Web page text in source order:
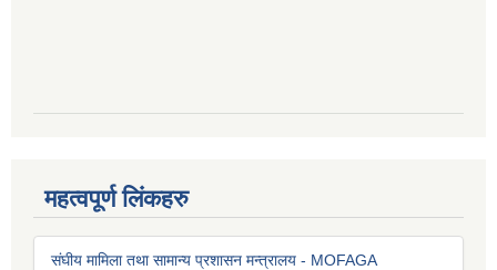
महत्वपूर्ण लिंकहरु
संघीय मामिला तथा सामान्य प्रशासन मन्त्रालय - MOFAGA